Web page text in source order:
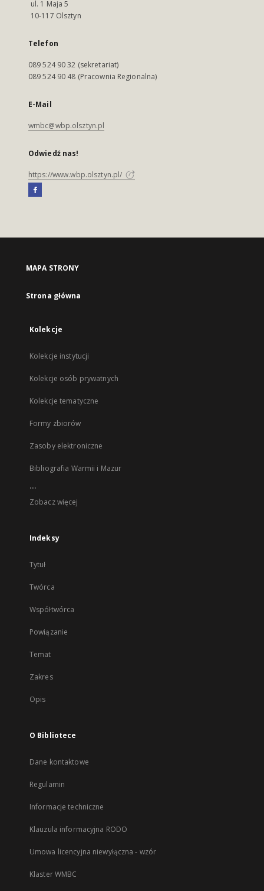
ul. 1 Maja 5
10-117 Olsztyn
Telefon
089 524 90 32 (sekretariat)
089 524 90 48 (Pracownia Regionalna)
E-Mail
wmbc@wbp.olsztyn.pl
Odwiedź nas!
https://www.wbp.olsztyn.pl/
MAPA STRONY
Strona główna
Kolekcje
Kolekcje instytucji
Kolekcje osób prywatnych
Kolekcje tematyczne
Formy zbiorów
Zasoby elektroniczne
Bibliografia Warmii i Mazur
...
Zobacz więcej
Indeksy
Tytuł
Twórca
Współtwórca
Powiązanie
Temat
Zakres
Opis
O Bibliotece
Dane kontaktowe
Regulamin
Informacje techniczne
Klauzula informacyjna RODO
Umowa licencyjna niewyłączna - wzór
Klaster WMBC